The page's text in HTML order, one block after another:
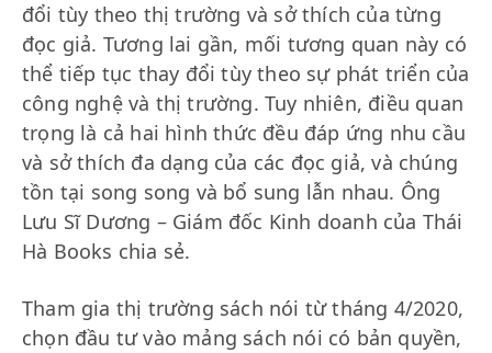
đổi tùy theo thị trường và sở thích của từng
đọc giả. Tương lai gần, mối tương quan này có
thể tiếp tục thay đổi tùy theo sự phát triển của
công nghệ và thị trường. Tuy nhiên, điều quan
trọng là cả hai hình thức đều đáp ứng nhu cầu
và sở thích đa dạng của các đọc giả, và chúng
tồn tại song song và bổ sung lẫn nhau. Ông
Lưu Sĩ Dương – Giám đốc Kinh doanh của Thái
Hà Books chia sẻ.
Tham gia thị trường sách nói từ tháng 4/2020,
chọn đầu tư vào mảng sách nói có bản quyền,